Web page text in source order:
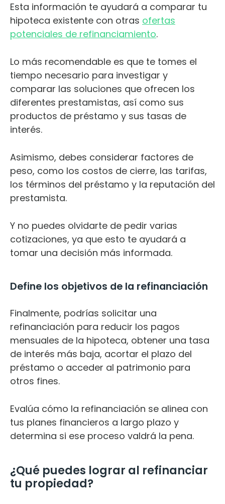
Esta información te ayudará a comparar tu
hipoteca existente con otras ofertas
potenciales de refinanciamiento.
Lo más recomendable es que te tomes el
tiempo necesario para investigar y
comparar las soluciones que ofrecen los
diferentes prestamistas, así como sus
productos de préstamo y sus tasas de
interés.
Asimismo, debes considerar factores de
peso, como los costos de cierre, las tarifas,
los términos del préstamo y la reputación del
prestamista.
Y no puedes olvidarte de pedir varias
cotizaciones, ya que esto te ayudará a
tomar una decisión más informada.
Define los objetivos de la refinanciación
Finalmente, podrías solicitar una
refinanciación para reducir los pagos
mensuales de la hipoteca, obtener una tasa
de interés más baja, acortar el plazo del
préstamo o acceder al patrimonio para
otros fines.
Evalúa cómo la refinanciación se alinea con
tus planes financieros a largo plazo y
determina si ese proceso valdrá la pena.
¿Qué puedes lograr al refinanciar
tu propiedad?